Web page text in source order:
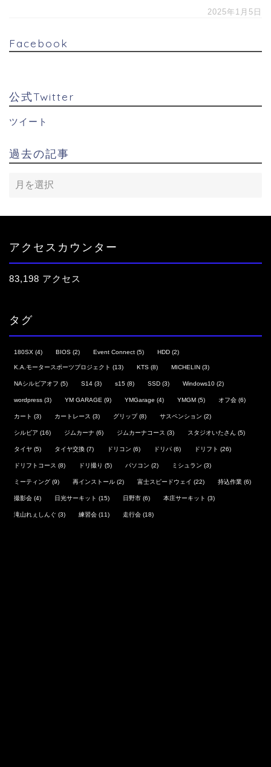
2025年1月5日
Facebook
公式Twitter
ツイート
過去の記事
アクセスカウンター
83,198 アクセス
タグ
180SX (4) BIOS (2) Event Connect (5) HDD (2)
K.A.モータースポーツプロジェクト (13) KTS (8) MICHELIN (3)
NAシルビアオフ (5) S14 (3) s15 (8) SSD (3) Windows10 (2)
wordpress (3) YM GARAGE (9) YMGarage (4) YMGM (5) オフ会 (6)
カート (3) カートレース (3) グリップ(8) サスペンション (2)
シルビア (16) ジムカーナ (6) ジムカーナコース (3) スタジオいたさん (5)
タイヤ (5) タイヤ交換 (7) ドリコン (6) ドリパ (6) ドリフト (26)
ドリフトコース (8) ドリ撮り (5) パソコン (2) ミシュラン (3)
ミーティング (9) 再インストール (2) 富士スピードウェイ (22) 持込作業 (6)
撮影会 (4) 日光サーキット (15) 日野市 (6) 本庄サーキット (3)
滝山れぇしんぐ (3) 練習会 (11) 走行会 (18)